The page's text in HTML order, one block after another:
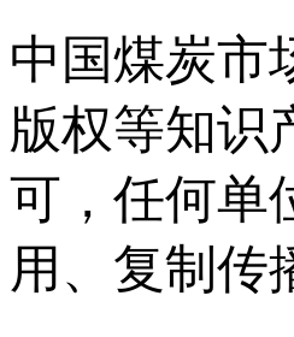
中国煤炭市
版权等知识
可，任何单
用、复制传